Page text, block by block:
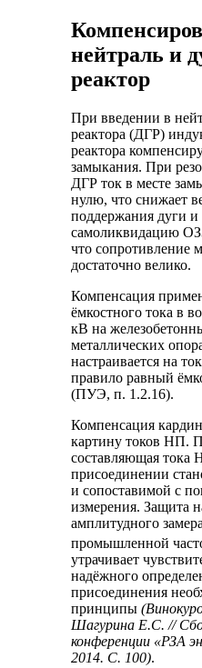
нейтраль и
реактор
При введении в
реактора (ДГР)
реактора
замыкания. При
ДГР ток в месте
нулю, что снижает
поддержания дуги и
самоликвидацию
что сопротивление
достаточно велико.
Компенсация
ёмкостного тока в
кВ на
металлических
настраивается на
правило равный
(ПУЭ, п. 1.2.16).
Компенсация
картину токов НП.
составляющая
присоединении
и сопоставимой с
измерения. Защита
амплитудного
промышленной
утрачивает
надёжного
присоединения
принципы
Шагурина Е.С. //
конференции «РЗА
2014. С. 100).